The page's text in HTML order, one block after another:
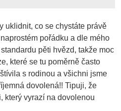
uklidnit, co se chystáte právě
pořádku a dle mého
pěti hvězd, takže moc
které se tu poměrně často
s rodinou a všichni jsme
dovolená!! Tipuji, že
který vyrazí na dovolenou